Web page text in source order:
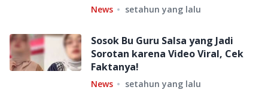
News setahun yang lalu
Sosok Bu Guru Salsa yang Jadi
Sorotan karena Video Viral, Cek
Faktanya!
News setahun yang lalu